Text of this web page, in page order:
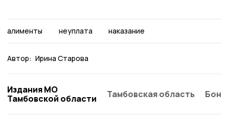
алименты неуплата наказание
Автор: Ирина Старова
Издания МО
Тамбовской области
Тамбовская область